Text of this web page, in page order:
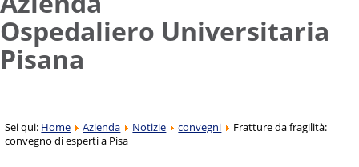
Ospedaliero Universitaria
Pisana
Sei qui: Home Azienda Notizie convegni
Fratture da fragilità:
convegno di esperti a Pisa